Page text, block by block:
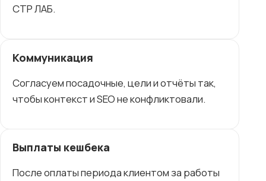
СТР ЛАБ.
Коммуникация
Согласуем посадочные, цели и отчёты так,
чтобы контекст и SEO не конфликтовали.
Выплаты кешбека
После оплаты периода клиентом за работы